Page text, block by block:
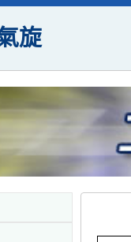
旋